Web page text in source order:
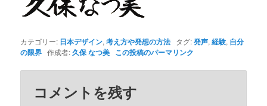
カテゴリー: 日本デザイン,考え方や発想の方法 タグ:発声,経験, 自分
の限界 作成者:久保 なつ美 この投稿のパーマリンク
コメントを残す